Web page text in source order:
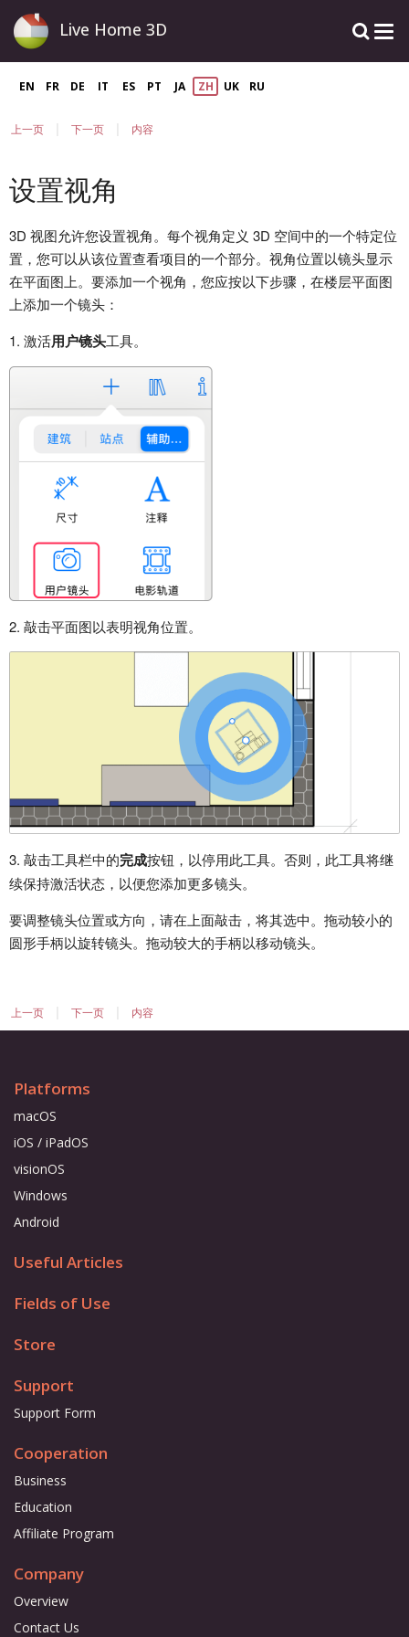
Live Home 3D
EN FR DE IT ES PT JA ZH UK RU
上一页 下一页 内容
设置视角
3D 视图允许您设置视角。每个视角定义 3D 空间中的一个特定位
置，您可以从该位置查看项目的一个部分。视角位置以镜头显示
在平面图上。要添加一个视角，您应按以下步骤，在楼层平面图
上添加一个镜头：
1. 激活用户镜头工具。
2. 敲击平面图以表明视角位置。
3. 敲击工具栏中的完成按钮，以停用此工具。否则，此工具将继
续保持激活状态，以便您添加更多镜头。
要调整镜头位置或方向，请在上面敲击，将其选中。拖动较小的
圆形手柄以旋转镜头。拖动较大的手柄以移动镜头。
上一页 下一页 内容
Platforms
macOS
iOS / iPadOS
visionOS
Windows
Android
Useful Articles
Fields of Use
Store
Support
Support Form
Cooperation
Business
Education
Affiliate Program
Company
Overview
Contact Us